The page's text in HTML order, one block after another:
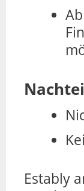
Estably